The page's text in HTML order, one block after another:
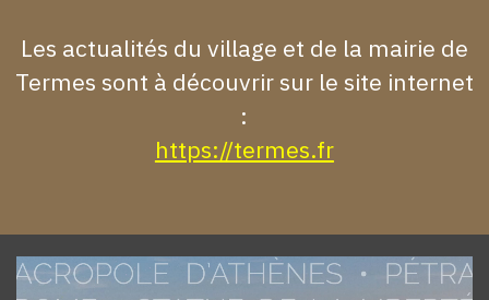
Les actualités du village et de la mairie de
Termes sont à découvrir sur le site internet
:
https://termes.fr